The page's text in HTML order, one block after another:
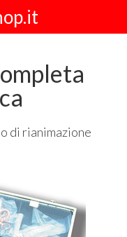
di rianimazione